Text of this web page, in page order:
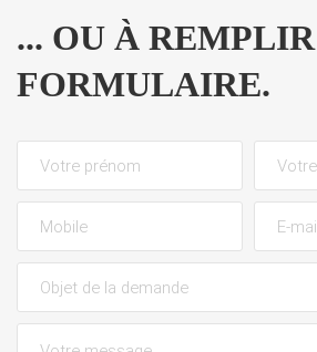
... OU À
FORMULAIRE.